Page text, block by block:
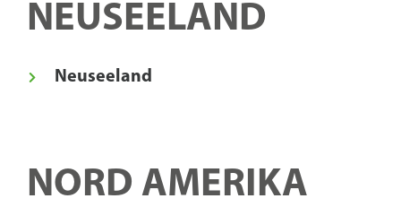
NEUSEELAND
Neuseeland
NORD AMERIKA